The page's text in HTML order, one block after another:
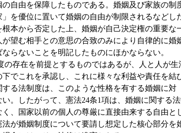
自由を保障したものである。婚姻及び家族の制
を優位に置いて婚姻の自由が制限されるなどし
本から否定した上、婚姻が自己決定権の重要な
望む相手との意思の合致のみにより自律的に婚
らないことを明記したものにほかならない。
存在を前提とするものではあるが、人と人が生
でこれを承認し、これに様々な利益や責任を結
る法制度は、このような性格を有する婚姻に対
。したがって、憲法24条1項は、婚姻に関する法
、国家以前の個人の尊厳に直接由来する自由と
が婚姻制度について要請し想定した核心部分を